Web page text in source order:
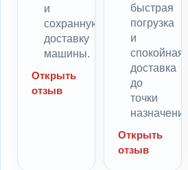
и
сохранную
доставку
машины.
Открыть
отзыв
быстрая
погрузка
и
спокойная
доставка
до
точки
назначения.
Открыть
отзыв